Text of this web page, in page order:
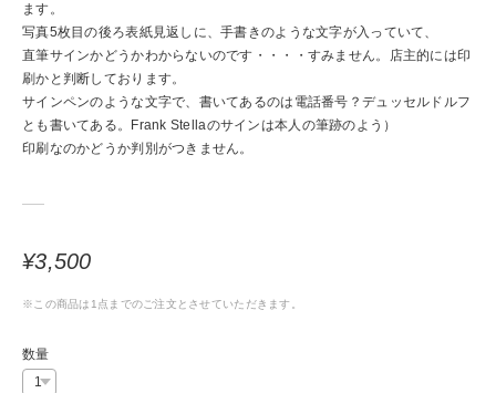
ます。
写真5枚目の後ろ表紙見返しに、手書きのような文字が入っていて、
直筆サインかどうかわからないのです・・・・すみません。店主的には印
刷かと判断しております。
サインペンのような文字で、書いてあるのは電話番号？デュッセルドルフ
とも書いてある。Frank Stellaのサインは本人の筆跡のよう）
印刷なのかどうか判別がつきません。
¥3,500
※この商品は1点までのご注文とさせていただきます。
数量